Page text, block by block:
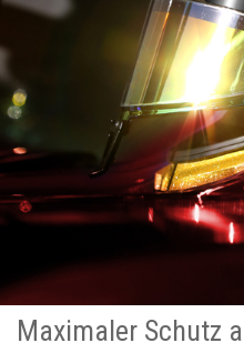
Maximaler Schutz